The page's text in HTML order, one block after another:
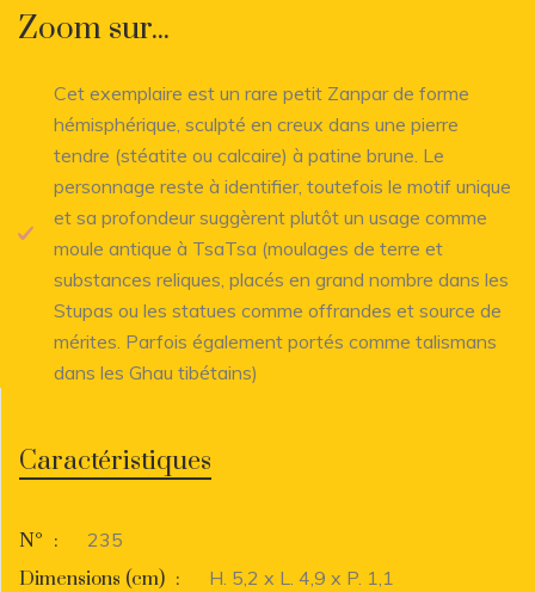
Zoom sur...
Cet exemplaire est un rare petit Zanpar de forme
hémisphérique, sculpté en creux dans une pierre
tendre (stéatite ou calcaire) à patine brune. Le
personnage reste à identifier, toutefois le motif unique
et sa profondeur suggèrent plutôt un usage comme
moule antique à TsaTsa (moulages de terre et
substances reliques, placés en grand nombre dans les
Stupas ou les statues comme offrandes et source de
mérites. Parfois également portés comme talismans
dans les Ghau tibétains)
Caractéristiques
N° :
235
Dimensions (cm) :
H. 5,2 x L. 4,9 x P. 1,1